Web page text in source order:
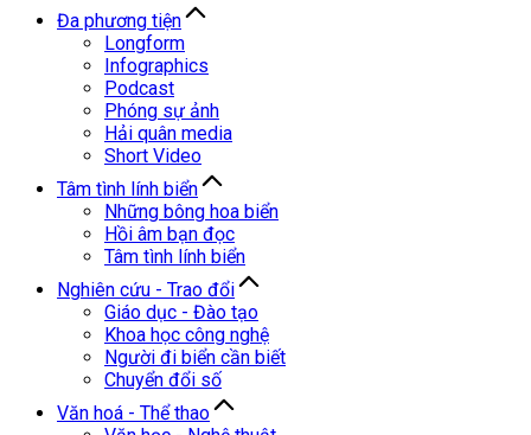
Đa phương tiện
Longform
Infographics
Podcast
Phóng sự ảnh
Hải quân media
Short Video
Tâm tình lính biển
Những bông hoa biển
Hồi âm bạn đọc
Tâm tình lính biển
Nghiên cứu - Trao đổi
Giáo dục - Đào tạo
Khoa học công nghệ
Người đi biển cần biết
Chuyển đổi số
Văn hoá - Thể thao